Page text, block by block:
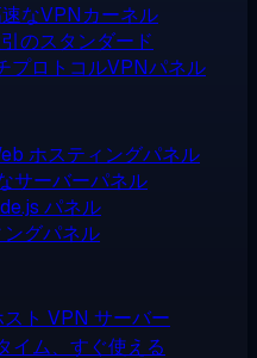
なVPNカーネル
のスタンダード
プロトコルVPNパネル
ホスティングパネル
サーバーパネル
パネル
グパネル
ト VPN サーバー
イム、すぐ使える